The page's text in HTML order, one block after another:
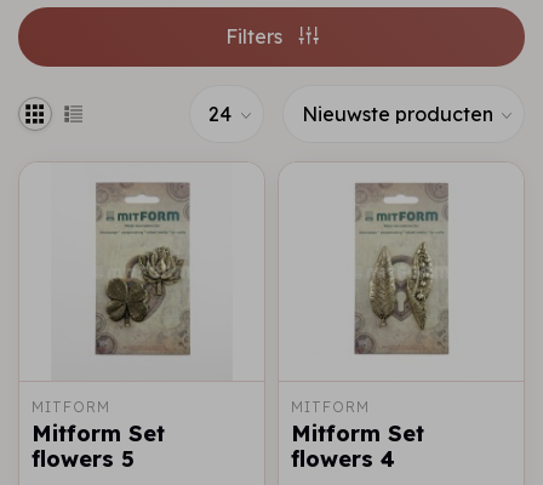
Filters
MITFORM
Mitform Set
flowers 5
MITFORM
Mitform Set
flowers 4